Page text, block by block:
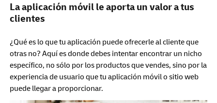
La aplicación móvil le aporta un valor a tus
clientes
¿Qué es lo que tu aplicación puede ofrecerle al cliente que
otras no? Aquí es donde debes intentar encontrar un nicho
específico, no sólo por los productos que vendes, sino por la
experiencia de usuario que tu aplicación móvil o sitio web
puede llegar a proporcionar.